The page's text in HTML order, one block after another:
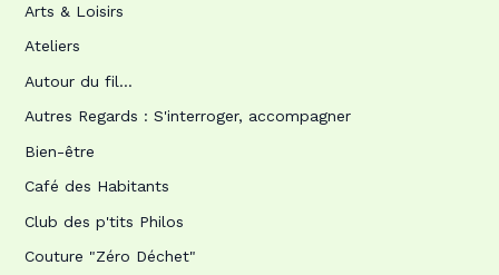
Arts & Loisirs
Ateliers
Autour du fil…
Autres Regards : S'interroger, accompagner
Bien-être
Café des Habitants
Club des p'tits Philos
Couture "Zéro Déchet"